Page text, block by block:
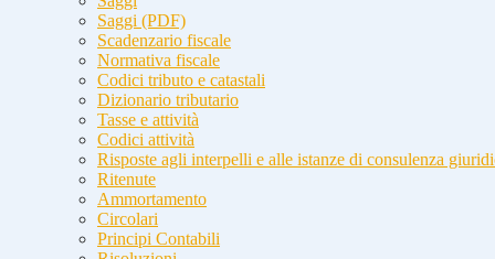
Saggi (PDF)
Scadenzario fiscale
Normativa fiscale
Codici tributo e catastali
Dizionario tributario
Tasse e attività
Codici attività
Risposte agli interpelli e alle istanze di consulenza
Ritenute
Ammortamento
Circolari
Principi Contabili